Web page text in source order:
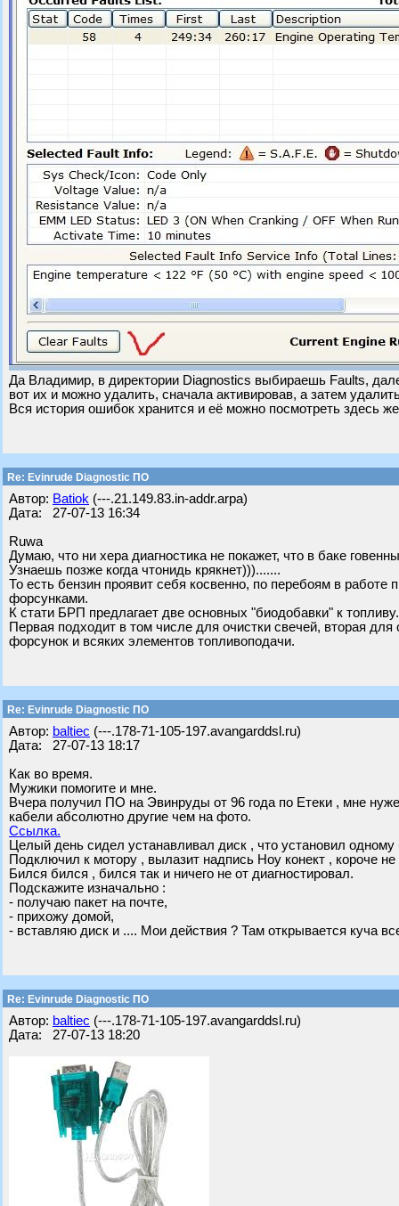
Да Владимир, в директории Diagnostics выбираешь Faults,
вот их и можно удалить, сначала активировав, а затем
Вся история ошибок хранится и её можно посмотреть здесь
Re: Evinrude Diagnostic ПО
Автор: Batiok (---.21.149.83.in-addr.arpa)
Дата: 27-07-13 16:34
Ruwa
Думаю, что ни хера диагностика не покажет, что в баке
Узнаешь позже когда чтонидь крякнет))).......
То есть бензин проявит себя косвенно, по перебоям в
форсунками.
К стати БРП предлагает две основных "биодобавки" к
Первая подходит в том числе для очистки свечей, вторая
форсунок и всяких элементов топливоподачи.
Re: Evinrude Diagnostic ПО
Автор: baltiec (---.178-71-105-197.avangarddsl.ru)
Дата: 27-07-13 18:17
Как во время.
Мужики помогите и мне.
Вчера получил ПО на Эвинруды от 96 года по Етеки , мне
кабели абсолютно другие чем на фото.
Ссылка.
Целый день сидел устанавливал диск , что установил одному
Подключил к мотору , вылазит надпись Ноу конект , короче
Бился бился , бился так и ничего не от диагностировал.
Подскажите изначально :
- получаю пакет на почте,
- прихожу домой,
- вставляю диск и .... Мои действия ? Там открывается куча
Re: Evinrude Diagnostic ПО
Автор: baltiec (---.178-71-105-197.avangarddsl.ru)
Дата: 27-07-13 18:20